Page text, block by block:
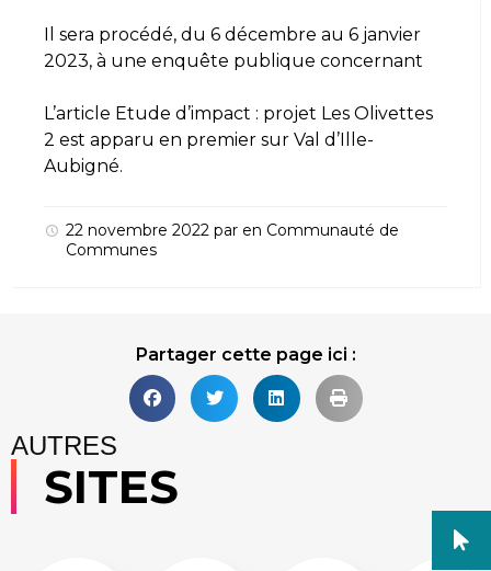
Il sera procédé, du 6 décembre au 6 janvier
2023, à une enquête publique concernant
L’article Etude d’impact : projet Les Olivettes
2 est apparu en premier sur Val d’Ille-
Aubigné.
22 novembre 2022 par en Communauté de
Communes
Partager cette page ici :
AUTRES
SITES